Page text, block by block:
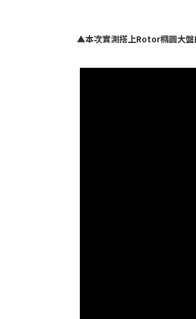
▲本次實測搭上Rotor橢圓大